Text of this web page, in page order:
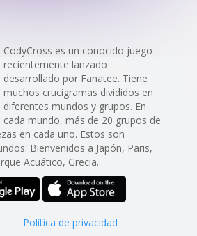
CodyCross es un conocido juego
recientemente lanzado
desarrollado por Fanatee. Tiene
muchos crucigramas divididos en
diferentes mundos y grupos. En
cada mundo, más de 20 grupos de
en cada uno. Estos son
Bienvenidos a Japón, Paris,
Acuático, Grecia.
Política de privacidad